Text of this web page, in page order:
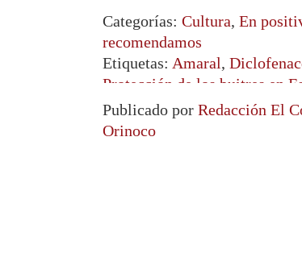
Categorías: Cultura, En
recomendamos
Etiquetas: Amaral,
Protección de los buitres en
Publicado por Redacción El
Orinoco